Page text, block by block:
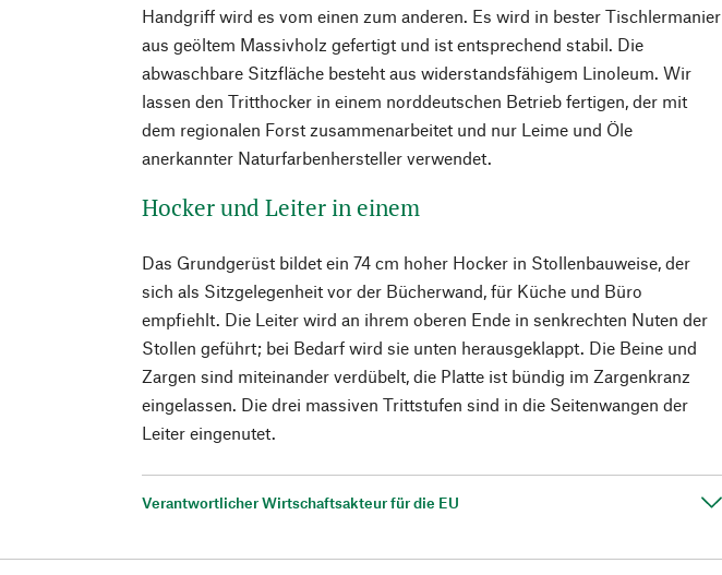
Handgriff wird es vom einen zum anderen. Es wird in bester Tischlermanier
aus geöltem Massivholz gefertigt und ist entsprechend stabil. Die
abwaschbare Sitzfläche besteht aus widerstandsfähigem Linoleum. Wir
lassen den Tritthocker in einem norddeutschen Betrieb fertigen, der mit
dem regionalen Forst zusammenarbeitet und nur Leime und Öle
anerkannter Naturfarbenhersteller verwendet.
Hocker und Leiter in einem
Das Grundgerüst bildet ein 74 cm hoher Hocker in Stollenbauweise, der
sich als Sitzgelegenheit vor der Bücherwand, für Küche und Büro
empfiehlt. Die Leiter wird an ihrem oberen Ende in senkrechten Nuten der
Stollen geführt; bei Bedarf wird sie unten herausgeklappt. Die Beine und
Zargen sind miteinander verdübelt, die Platte ist bündig im Zargenkranz
eingelassen. Die drei massiven Trittstufen sind in die Seitenwangen der
Leiter eingenutet.
Verantwortlicher Wirtschaftsakteur für die EU